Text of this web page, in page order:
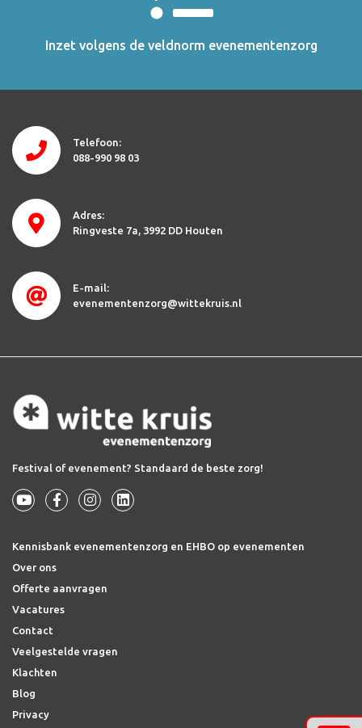
Inzet volgens de veldnorm evenementenzorg
Telefoon:
088-990 98 03
Adres:
Ringveste 7a 3992 DD Houten
E-mail:
evenementenzorg@wittekruis.nl
Festival of evenement? Standaard de beste zorg!
Kennisbank evenementenzorg en EHBO op evenementen
Over ons
Offerte aanvragen
Vacatures
Contact
Veelgestelde vragen
Klachten
Blog
Privacy